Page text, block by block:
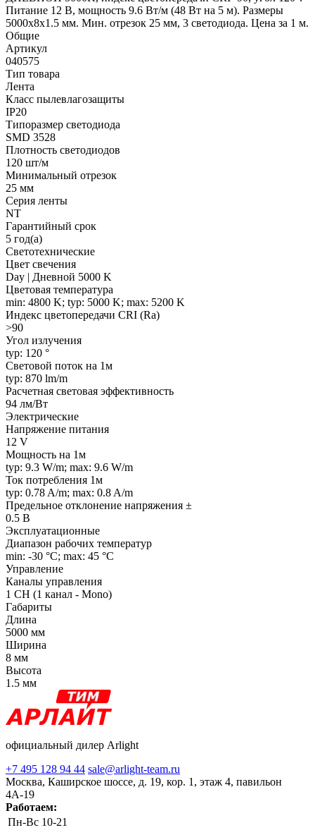
Питание 12 В, мощность 9.6 Вт/м (48 Вт на 5 м). Размеры
5000x8x1.5 мм. Мин. отрезок 25 мм, 3 светодиода. Цена за 1 м.
Общие
Артикул
040575
Тип товара
Лента
Класс пылевлагозащиты
IP20
Типоразмер светодиода
SMD 3528
Плотность светодиодов
120 шт/м
Минимальный отрезок
25 мм
Серия ленты
NT
Гарантийный срок
5 год(а)
Светотехнические
Цвет свечения
Day | Дневной 5000 K
Цветовая температура
min: 4800 K; typ: 5000 K; max: 5200 K
Индекс цветопередачи CRI (Ra)
>90
Угол излучения
typ: 120 °
Световой поток на 1м
typ: 870 lm/m
Расчетная световая эффективность
94 лм/Вт
Электрические
Напряжение питания
12 V
Мощность на 1м
typ: 9.3 W/m; max: 9.6 W/m
Ток потребления 1м
typ: 0.78 A/m; max: 0.8 A/m
Предельное отклонение напряжения ±
0.5 В
Эксплуатационные
Диапазон рабочих температур
min: -30 °C; max: 45 °C
Управление
Каналы управления
1 CH (1 канал - Mono)
Габариты
Длина
5000 мм
Ширина
8 мм
Высота
1.5 мм
официальный дилер Arlight
+7 495 128 94 44 sale@arlight-team.ru
Москва, Каширское шоссе, д. 19, кор. 1, этаж 4, павильон
4А-19
Работаем:
Пн-Вс 10-21